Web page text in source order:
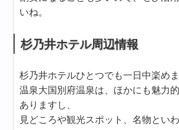
いね。
杉乃井ホテル周辺情報
杉乃井ホテルひとつでも一日中楽め
温泉大国別府温泉は、ほかにも魅力
ありますし、
見どころや観光スポット、名物とい